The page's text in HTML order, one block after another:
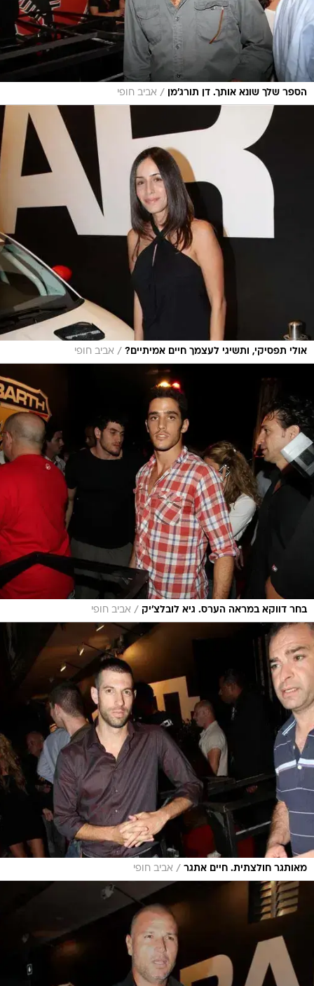
הספר שלך שונא אותך. דן תורג'מן / אביב חופי
אולי תפסיקי, ותשיגי לעצמך חיים אמיתיים? / אביב חופי
בחר דווקא במראה הערס. גיא לובלצ'יק / אביב חופי
מאותגר חולצתית. חיים אתגר / אביב חופי